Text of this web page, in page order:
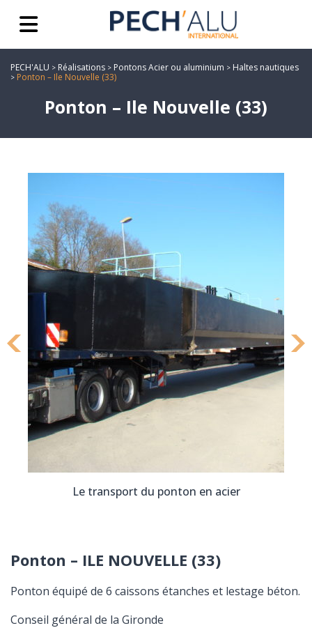
PECH'ALU > Réalisations > Pontons Acier ou aluminium > Haltes nautiques
> Ponton – Ile Nouvelle (33)
Ponton – Ile Nouvelle (33)
Le transport du ponton en acier
Ponton – ILE NOUVELLE (33)
Ponton équipé de 6 caissons étanches et lestage béton.
Conseil général de la Gironde